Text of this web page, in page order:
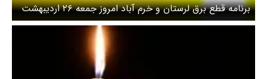
برنامه قطع برق لرستان و خرم آباد امروز جمعه ۲۶ اردیبهشت